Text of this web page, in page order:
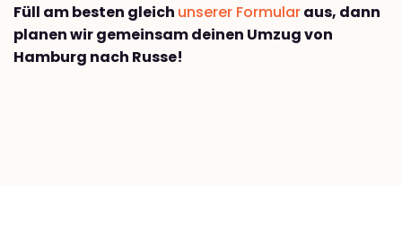
Füll am besten gleich unserer Formularaus, dann
planen wir gemeinsam deinen Umzug von
Hamburg nach Russe!